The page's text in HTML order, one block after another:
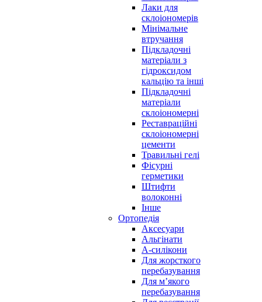
Лаки для
склоіономерів
Мінімальне
втручання
Підкладочні
матеріали з
гідроксидом
кальцію та інші
Підкладочні
матеріали
склоіономерні
Реставраційні
склоіономерні
цементи
Травильні гелі
Фісурні
герметики
Штифти
волоконні
Інше
Ортопедія
Аксесуари
Альгінати
А-силікони
Для жорсткого
перебазування
Для м’якого
перебазування